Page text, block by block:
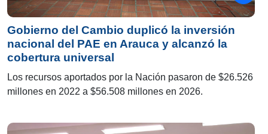
Gobierno del Cambio duplicó la inversión
nacional del PAE en Arauca y alcanzó la
cobertura universal
Los recursos aportados por la Nación pasaron de $26.526
millones en 2022 a $56.508 millones en 2026.